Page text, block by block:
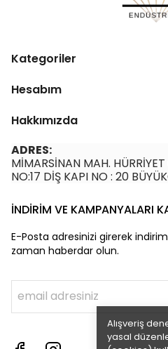
Alışveriş
yasal
Kategoriler
Hesabım
Hakkımızda
ADRES:
MİMARSİNAN MAH.
NO:17 DİŞ KAPI NO : 20
İNDİRİM VE KAMPANYALARI
E-Posta adresinizi girerek
zaman haberdar olun.